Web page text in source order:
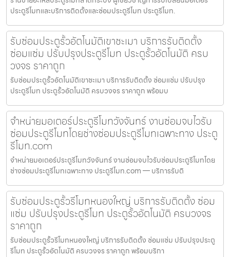
ประตูรีโมทและบริการติดตั้งและซ่อมประตูรีโมท ประตูรีโมท.
รับซ่อมประตูรั้วอัตโนมัติเขาชะเมา บริการรับติดตั้ง
ซ่อมแซ่ม ปรับปรุงประตูรีโมท ประตูรั้วอัตโนมัติ ครบ
วงจร ราคาถูก
รับซ่อมประตูรั้วอัตโนมัติเขาชะเมา บริการรับติดตั้ง ซ่อมแซ่ม ปรับปรุง
ประตูรีโมท ประตูรั้วอัตโนมัติ ครบวงจร ราคาถูก พร้อมบ
จำหน่ายมอเตอร์ประตูรีโมทวังจันทร์ งานซ่อมจบไวรับ
ซ่อมประตูรีโมทโดยช่างซ่อมประตูรีโมทเฉพาะทาง ประตู
รีโมท.com
จำหน่ายมอเตอร์ประตูรีโมทวังจันทร์ งานซ่อมจบไวรับซ่อมประตูรีโมทโดย
ช่างซ่อมประตูรีโมทเฉพาะทาง ประตูรีโมท.com — บริการรับติ
รับซ่อมประตูรั้วรีโมทหนองใหญ่ บริการรับติดตั้ง ซ่อม
แซ่ม ปรับปรุงประตูรีโมท ประตูรั้วอัตโนมัติ ครบวงจร
ราคาถูก
รับซ่อมประตูรั้วรีโมทหนองใหญ่ บริการรับติดตั้ง ซ่อมแซ่ม ปรับปรุงประตู
รีโมท ประตูรั้วอัตโนมัติ ครบวงจร ราคาถูก พร้อมบริกา